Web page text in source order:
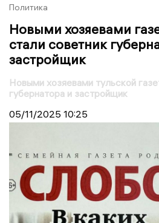
Политика
Новыми хозяевами
стали советник
застройщик
Новыми хозяевами тульской
губернатора и застройщик
05/11/2025 10:25